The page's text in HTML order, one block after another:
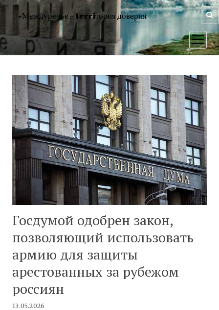
«Междуречье – terriтория доверия
меню
Госдумой одобрен закон,
позволяющий использовать
армию для защиты
арестованных за рубежом
россиян
13.05.2026